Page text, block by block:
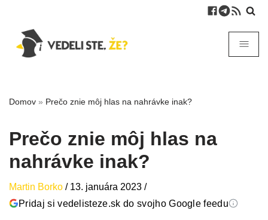
Domov » Prečo znie môj hlas na nahrávke inak?
Prečo znie môj hlas na
nahrávke inak?
Martin Borko / 13. januára 2023 /
Pridaj si vedelisteze.sk do svojho Google feedu